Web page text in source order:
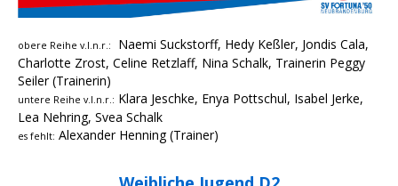
obere Reihe v.l.n.r.:
Naemi Suckstorff, Hedy Keßler, Jondis Cala,
Charlotte Zrost, Celine Retzlaff, Nina Schalk, Trainerin Peggy
Seiler (Trainerin)
untere Reihe v.l.n.r.: Klara Jeschke, Enya Pottschul, Isabel Jerke,
Lea Nehring, Svea Schalk
es fehlt: Alexander Henning (Trainer)